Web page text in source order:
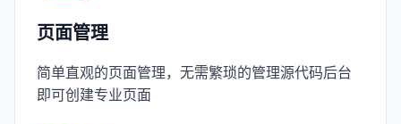
页面管理
简单直观的页面管理，无需繁琐的管理源代码后台
即可创建专业页面